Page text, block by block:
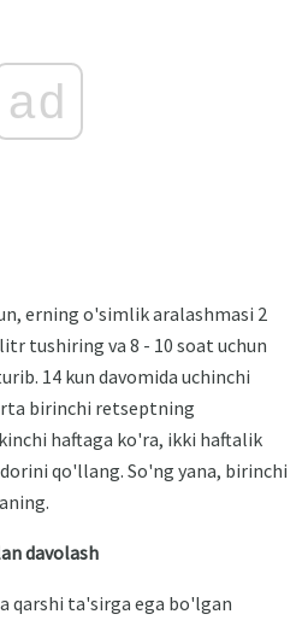
ad
erning o'simlik aralashmasi 2
tushiring va 8 - 10 soat uchun
14 kun davomida uchinchi
birinchi retseptning
haftaga ko'ra, ikki haftalik
qo'llang. So'ng yana, birinchi
davolash
qarshi ta'sirga ega bo'lgan